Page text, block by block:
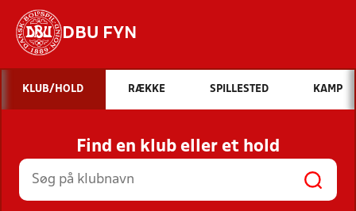
DBU FYN
Hvad vil du søge efter?
INDHOLD OG NYHEDER
STILLINGER, RESULTATER, KLUBBER OG
HOLD
KLUB/HOLD RÆKKE SPILLESTED KAMP
Find en klub eller et hold